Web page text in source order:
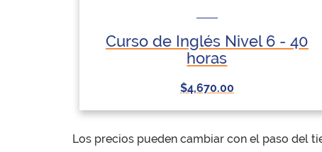
Curso de Inglés Nivel 6 - 40
horas
$4,670.00
Los precios pueden cambiar con el paso del